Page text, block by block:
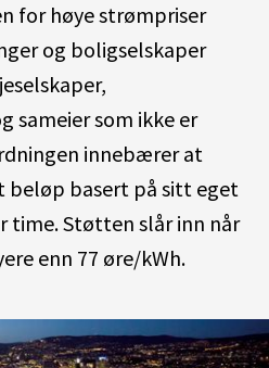
for høye strømpriser
og boligselskaper
,
sameier som ikke er
innebærer at
beløp basert på sitt eget
Støtten slår inn når
enn 77 øre/kWh.